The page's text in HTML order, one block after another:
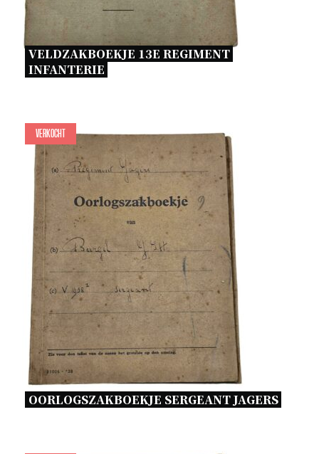
VELDZAKBOEKJE 13E REGIMENT
INFANTERIE
Verkocht
OORLOGSZAKBOEKJE SERGEANT JAGERS